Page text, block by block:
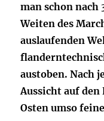
man schon nach
Weiten des
auslaufenden
austoben. Nach
Aussicht auf
Osten umso